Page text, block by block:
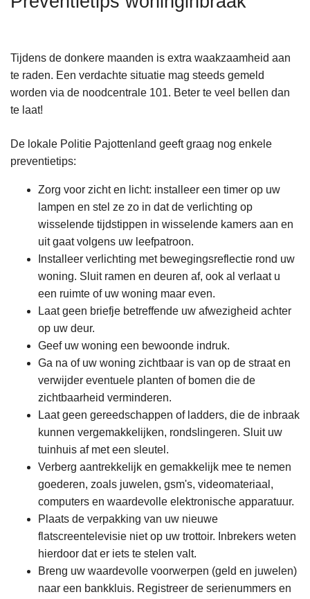
Tijdens de donkere maanden is extra waakzaamheid aan
te raden. Een verdachte situatie mag steeds gemeld
worden via de noodcentrale 101. Beter te veel bellen dan
te laat!
De lokale Politie Pajottenland geeft graag nog enkele
preventietips:
Zorg voor zicht en licht: installeer een timer op uw
lampen en stel ze zo in dat de verlichting op
wisselende tijdstippen in wisselende kamers aan en
uit gaat volgens uw leefpatroon.
Installeer verlichting met bewegingsreflectie rond uw
woning. Sluit ramen en deuren af, ook al verlaat u
een ruimte of uw woning maar even.
Laat geen briefje betreffende uw afwezigheid achter
op uw deur.
Geef uw woning een bewoonde indruk.
Ga na of uw woning zichtbaar is van op de straat en
verwijder eventuele planten of bomen die de
zichtbaarheid verminderen.
Laat geen gereedschappen of ladders, die de inbraak
kunnen vergemakkelijken, rondslingeren. Sluit uw
tuinhuis af met een sleutel.
Verberg aantrekkelijk en gemakkelijk mee te nemen
goederen, zoals juwelen, gsm's, videomateriaal,
computers en waardevolle elektronische apparatuur.
Plaats de verpakking van uw nieuwe
flatscreentelevisie niet op uw trottoir. Inbrekers weten
hierdoor dat er iets te stelen valt.
Breng uw waardevolle voorwerpen (geld en juwelen)
naar een bankkluis. Registreer de serienummers en